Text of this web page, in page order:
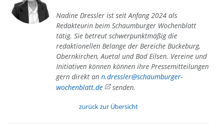
Nadine Dressler ist seit Anfang 2024 als
Redakteurin beim Schaumburger Wochenblatt
tätig. Sie betreut schwerpunktmäßig die
redaktionellen Belange der Bereiche Bückeburg,
Obernkirchen, Auetal und Bad Eilsen. Vereine und
Initiativen können können ihre Pressemitteilungen
gern direkt an n.dressler@schaumburger-
wochenblatt.de
senden.
zurück zur Übersicht